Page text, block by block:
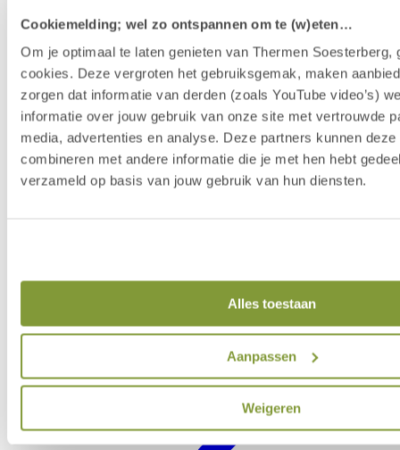
Cookiemelding; wel zo ontspannen om te (w)eten…
Om je optimaal te laten genieten van Thermen Soesterberg,
cookies. Deze vergroten het gebruiksgemak, maken
zorgen dat informatie van derden (zoals YouTube video’s)
informatie over jouw gebruik van onze site met vertrouwde
media, advertenties en analyse. Deze partners kunnen deze
combineren met andere informatie die je met hen hebt
verzameld op basis van jouw gebruik van hun diensten.
Alles toestaan
Aanpassen
Weigeren